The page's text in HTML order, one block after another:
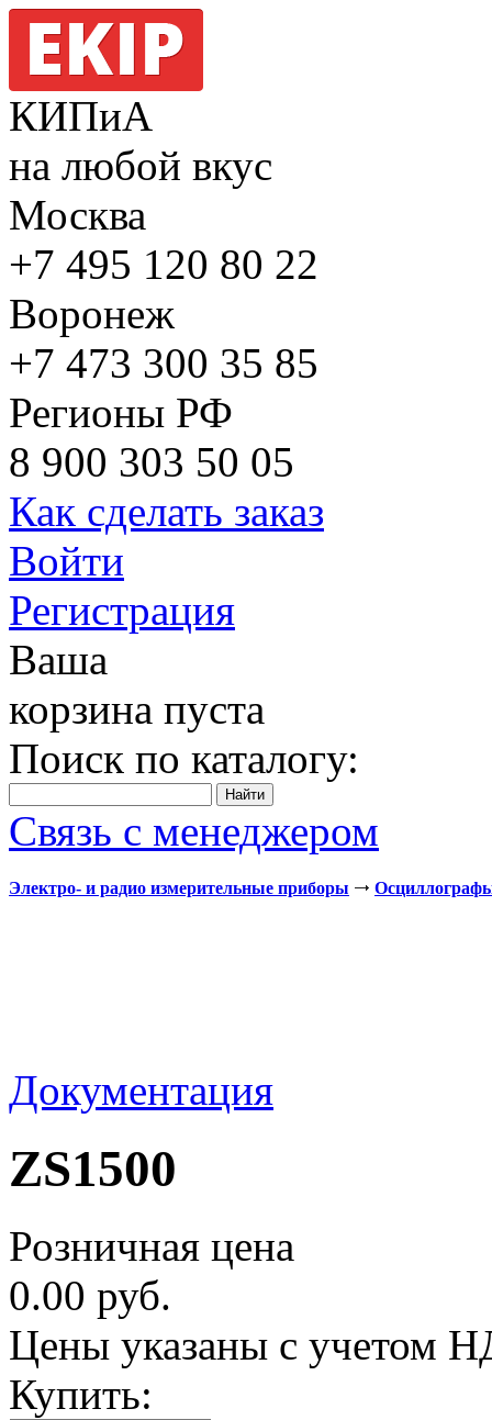
КИПиА
на любой вкус
Москва
+7 495 120 80 22
Воронеж
+7 473 300 35 85
Регионы РФ
8 900 303 50 05
Как сделать заказ
Войти
Регистрация
Ваша
корзина пуста
Поиск по каталогу:
Связь с менеджером
Электро- и радио измерительные приборы
Документация
ZS1500
Розничная цена
0.00 руб.
Цены указаны с учетом
Купить: